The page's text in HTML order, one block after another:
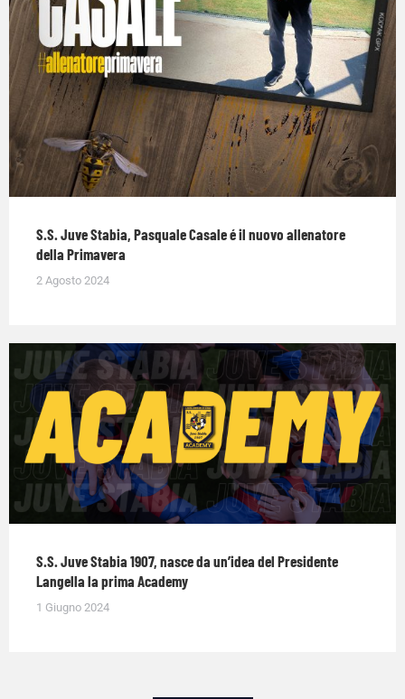
S.S. Juve Stabia, Pasquale Casale é il nuovo allenatore
della Primavera
2 Agosto 2024
S.S. Juve Stabia 1907, nasce da un’idea del Presidente
Langella la prima Academy
1 Giugno 2024